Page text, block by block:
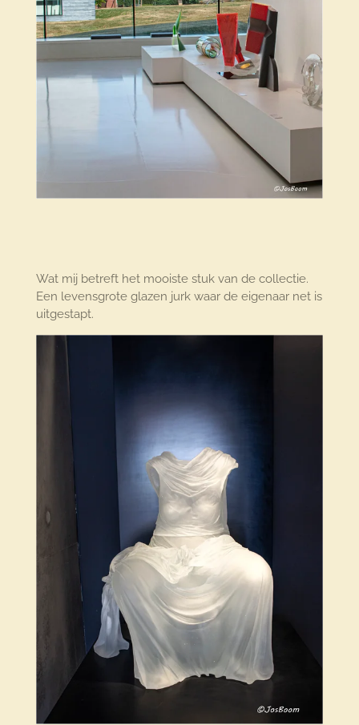
Wat mij betreft het mooiste stuk van de collectie.
Een levensgrote glazen jurk waar de eigenaar net is
uitgestapt.